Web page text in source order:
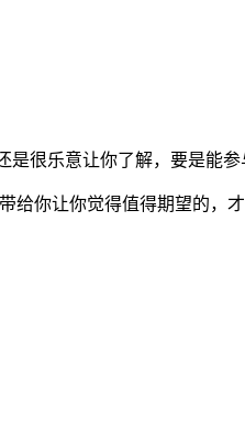
很乐意让你了解，要是能
给你让你觉得值得期望的，